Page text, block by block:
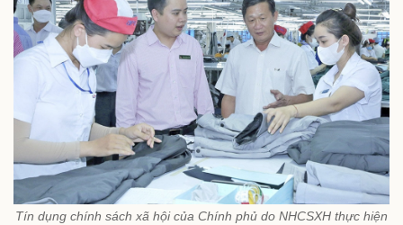
Tín dụng chính sách xã hội của Chính phủ do NHCSXH thực hiện